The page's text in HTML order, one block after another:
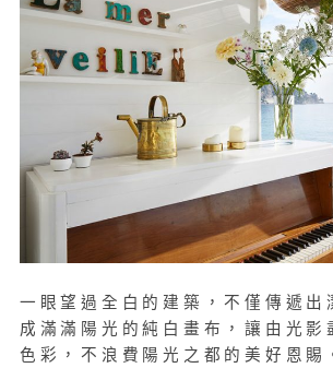
一眼望過全白的建築，不僅傳遞出
成滿滿陽光的純白畫布，讓由光影
色彩，不浪費陽光之都的美好恩賜